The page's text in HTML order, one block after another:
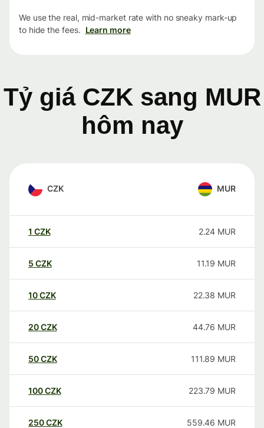
We use the real, mid-market rate with no sneaky mark-up
to hide the fees. Learn more
Tỷ giá CZK sang MUR
hôm nay
CZK MUR
1 CZK 2.24 MUR
5 CZK 11.19 MUR
10CZK 22.38 MUR
20CZK 44.76 MUR
50CZK 111.89 MUR
100CZK 223.79 MUR
250CZK 559.46 MUR